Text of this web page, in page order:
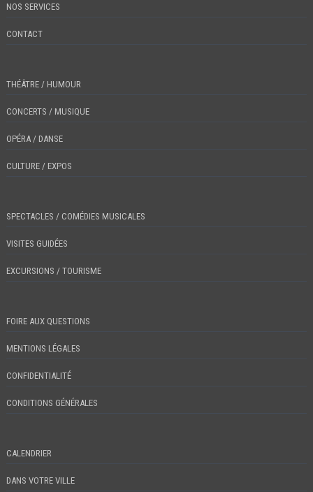
NOS SERVICES
CONTACT
THÉÂTRE / HUMOUR
CONCERTS / MUSIQUE
OPÉRA / DANSE
CULTURE / EXPOS
SPECTACLES / COMÉDIES MUSICALES
VISITES GUIDÉES
EXCURSIONS / TOURISME
FOIRE AUX QUESTIONS
MENTIONS LÉGALES
CONFIDENTIALITÉ
CONDITIONS GÉNÉRALES
CALENDRIER
DANS VOTRE VILLE